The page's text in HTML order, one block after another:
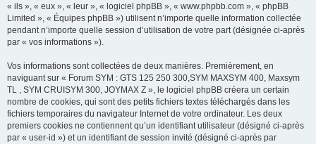
« ils », « eux », « leur », « logiciel phpBB », « www.phpbb.com », « phpBB
Limited », « Équipes phpBB ») utilisent n’importe quelle information collectée
pendant n’importe quelle session d’utilisation de votre part (désignée ci-après
par « vos informations »).
Vos informations sont collectées de deux manières. Premièrement, en
naviguant sur « Forum SYM : GTS 125 250 300,SYM MAXSYM 400, Maxsym
TL , SYM CRUISYM 300, JOYMAX Z », le logiciel phpBB créera un certain
nombre de cookies, qui sont des petits fichiers textes téléchargés dans les
fichiers temporaires du navigateur Internet de votre ordinateur. Les deux
premiers cookies ne contiennent qu’un identifiant utilisateur (désigné ci-après
par « user-id ») et un identifiant de session invité (désigné ci-après par